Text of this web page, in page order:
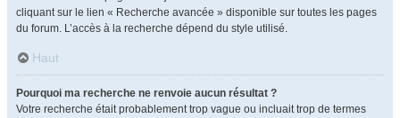
cliquant sur le lien « Recherche avancée » disponible sur toutes les pages
du forum. L’accès à la recherche dépend du style utilisé.
Haut
Pourquoi ma recherche ne renvoie aucun résultat ?
Votre recherche était probablement trop vague ou incluait trop de termes